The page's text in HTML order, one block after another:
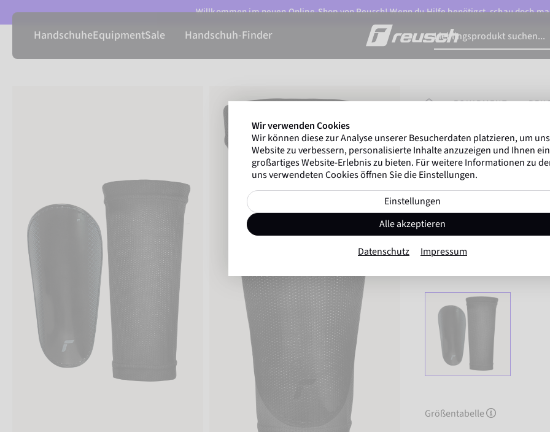
Willkommen im neuen Online-Shop von Reusch! Wenn du Hilfe benötigst, schau doch
HandschuheEquipmentSale Handschuh-Finder
STARTSEITEEQUIPMENT
Gregor Kobel
ersten nationalen Ligen
Reusch Shin
Artikel-Nr. 5577040
Größentabelle
Wir verwenden Cookies
Wir können diese zur Analyse unserer Besucherdaten platzieren, um
Website zu verbessern, personalisierte Inhalte anzuzeigen und Ihnen ein
großartiges Website-Erlebnis zu bieten. Für weitere Informationen zu
uns verwendeten Cookies öffnen Sie die Einstellungen.
Einstellungen
Alle akzeptieren
Datenschutz Impressum